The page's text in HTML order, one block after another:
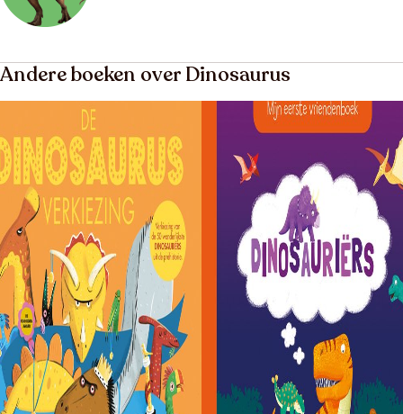
Andere boeken over Dinosaurus